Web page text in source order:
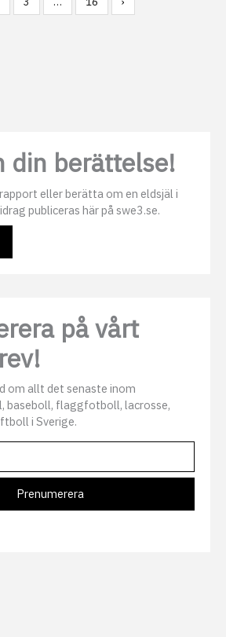
din berättelse!
eller berätta om en eldsjäl i
publiceras här på swe3.se.
på vårt
om allt det senaste inom
baseboll, flaggfotboll, lacrosse,
i Sverige.